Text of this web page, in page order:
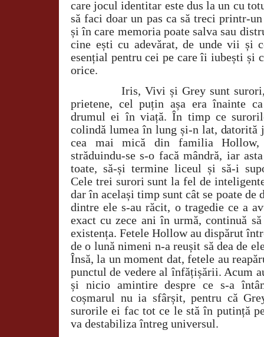
care jocul identitar este dus la un cu
să faci doar un pas ca să treci printr-
și în care memoria poate salva sau
cine ești cu adevărat, de unde vii și
esențial pentru cei pe care îi iubești și
orice.
Iris, Vivi și Grey sunt
prietene, cel puțin așa era înainte
drumul ei în viață. În timp ce
colindă lumea în lung și-n lat, datorită
cea mai mică din familia
străduindu-se s-o facă mândră, iar
toate, să-și termine liceul și să-i
Cele trei surori sunt la fel de
dar în același timp sunt cât se poate
dintre ele s-au răcit, o tragedie ce a
exact cu zece ani în urmă, continuă
existența. Fetele Hollow au dispărut
de o lună nimeni n-a reușit să dea de
Însă, la un moment dat, fetele au
punctul de vedere al înfățișării. Acum
și nicio amintire despre ce s-a
coșmarul nu ia sfârșit, pentru că
surorile ei fac tot ce le stă în putință
va destabiliza întreg universul.